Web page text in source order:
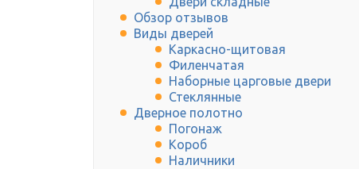
Обзор отзывов
Виды дверей
Каркасно-щитовая
Филенчатая
Наборные царговые двери
Стеклянные
Дверное полотно
Погонаж
Короб
Наличники